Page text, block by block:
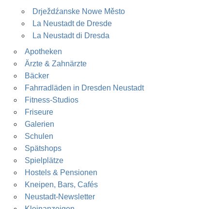
Drježdźanske Nowe Město
La Neustadt de Dresde
La Neustadt di Dresda
Apotheken
Ärzte & Zahnärzte
Bäcker
Fahrradläden in Dresden Neustadt
Fitness-Studios
Friseure
Galerien
Schulen
Spätshops
Spielplätze
Hostels & Pensionen
Kneipen, Bars, Cafés
Neustadt-Newsletter